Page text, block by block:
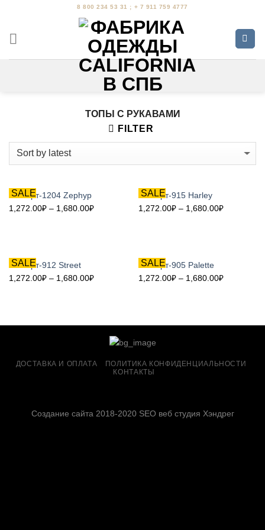
content
8 800 234 53 31 ; + 7 911 759 4777
ТОПЫ С РУКАВАМИ
FILTER
SALE
Топ Арт-1204 Zephyp
1,272.00₽– 1,680.00₽
SALE
Топ Арт-915 Harley
1,272.00₽– 1,680.00₽
SALE
Топ Арт-912 Street
1,272.00₽– 1,680.00₽
SALE
Топ Арт-905 Palette
1,272.00₽– 1,680.00₽
ДОСТАВКА И ОПЛАТА
ПОЛИТИКА КОНФИДЕНЦИАЛЬНОСТИ
КОНТАКТЫ
Создание сайта 2018-2020 SEO веб студия Хэндрег